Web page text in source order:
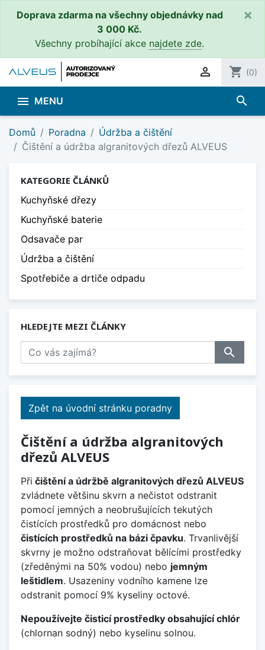
Doprava zdarma na všechny objednávky nad
3 000 Kč.
Všechny probíhající akce najdete zde.
×
 shopping_cart (0)
 MENU search
Domů Poradna
Údržba a čištění
Čištění a údržba algranitových dřezů ALVEUS
KATEGORIE ČLÁNKŮ
Kuchyňské dřezy
Kuchyňské baterie
Odsavače par
Údržba a čištění
Spotřebiče a drtiče odpadu
HLEDEJTE MEZI ČLÁNKY
search
Zpět na úvodní stránku poradny
Čištění a údržba algranitových
dřezů ALVEUS
Při čištění a údržbě algranitových dřezů ALVEUS
zvládnete většinu skvrn a nečistot odstranit
pomocí jemných a neobrušujících tekutých
čistících prostředků pro domácnost nebo
čistících prostředků na bázi čpavku. Trvanlivější
skvrny je možno odstraňovat bělícími prostředky
(zředěnými na 50% vodou) nebo jemným
leštidlem. Usazeniny vodního kamene lze
odstranit pomocí 9% kyseliny octové.
Nepoužívejte čisticí prostředky obsahující chlór
(chlornan sodný) nebo kyselinu solnou.